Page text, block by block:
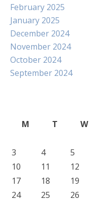
February 2025
January 2025
December 2024
November 2024
October 2024
September 2024
M
T W
3
4 5
10
11 12
17
18 19
24
25 26